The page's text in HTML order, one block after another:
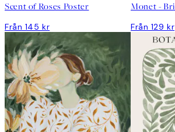
Scent of Roses Poster
Från 145 kr Från 129 kr